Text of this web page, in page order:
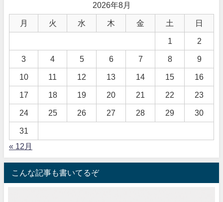
2026年8月
月 火 水 木 金 土 日
1 2
3 4 5 6 7 8 9
10 11 12 13 14 15 16
17 18 19 20 21 22 23
24 25 26 27 28 29 30
31
« 12月
こんな記事も書いてるぞ